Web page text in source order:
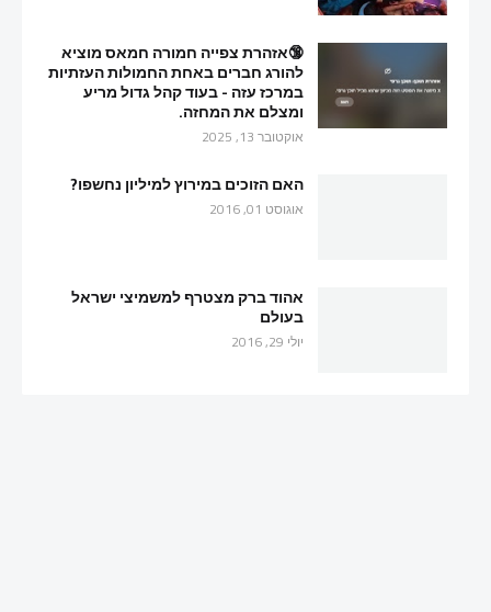
🔞אזהרת צפייה חמורה חמאס מוציא
להורג חברים באחת החמולות העזתיות
במרכז עזה - בעוד קהל גדול מריע
ומצלם את המחזה.
אוקטובר 13, 2025
האם הזוכים במירוץ למיליון נחשפו?
אוגוסט 01, 2016
אהוד ברק מצטרף למשמיצי ישראל
בעולם
יולי 29, 2016